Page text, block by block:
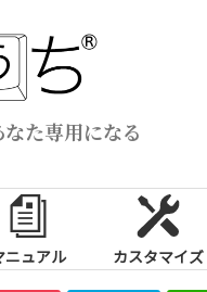
た専用になる
ニュアル カスタマイズ